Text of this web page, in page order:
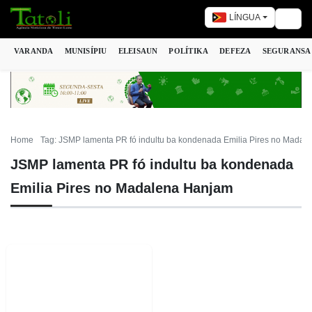
LÍNGUA
VARANDA MUNISÍPIU ELEISAUN POLÍTIKA DEFEZA SEGURANSA
Home Tag: JSMP lamenta PR fó indultu ba kondenada Emilia Pires no
JSMP lamenta PR fó indultu ba kondenada
Emilia Pires no Madalena Hanjam